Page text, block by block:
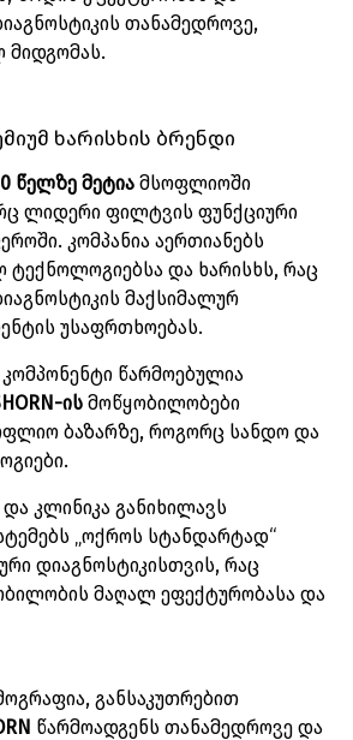
თანამედროვე,
მიდგომას.
ხარისხის ბრენდი
წელზე მეტია მსოფლიოში
ლიდერი ფილტვის ფუნქციური
. კომპანია აერთიანებს
ტექნოლოგიებსა და ხარისხს, რაც
მაქსიმალურ
უსაფრთხოებას.
კომპონენტი წარმოებულია
ის მოწყობილობები
ბაზარზე, როგორც სანდო და
.
და კლინიკა განიხილავს
ოქროს სტანდარტად“
დიაგნოსტიკისთვის, რაც
მაღალ ეფექტურობასა და
, განსაკუთრებით
წარმოადგენს თანამედროვე და